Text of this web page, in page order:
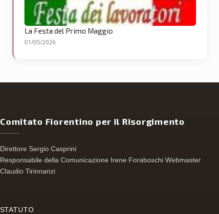
La Festa del Primo Maggio
01/05/2026
Comitato Fiorentino per il Risorgimento
Direttore Sergio Casprini
Responsabile della Comunicazione Irene Foraboschi Webmaster
Claudio Tirinnanzi
STATUTO